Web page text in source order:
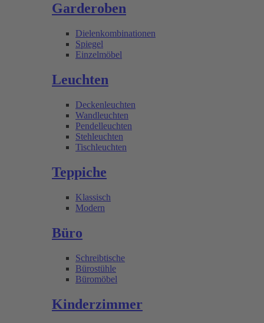
Garderoben
Dielenkombinationen
Spiegel
Einzelmöbel
Leuchten
Deckenleuchten
Wandleuchten
Pendelleuchten
Stehleuchten
Tischleuchten
Teppiche
Klassisch
Modern
Büro
Schreibtische
Bürostühle
Büromöbel
Kinderzimmer